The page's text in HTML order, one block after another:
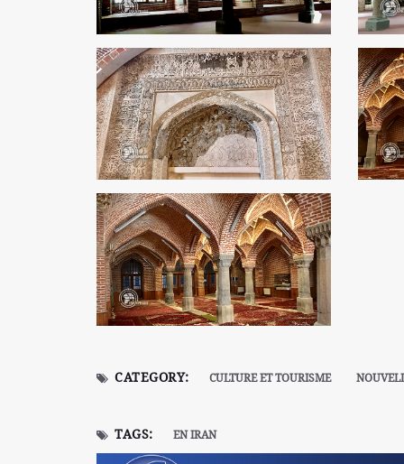
CATEGORY: CULTURE ET TOURISME
TAGS: EN IRAN